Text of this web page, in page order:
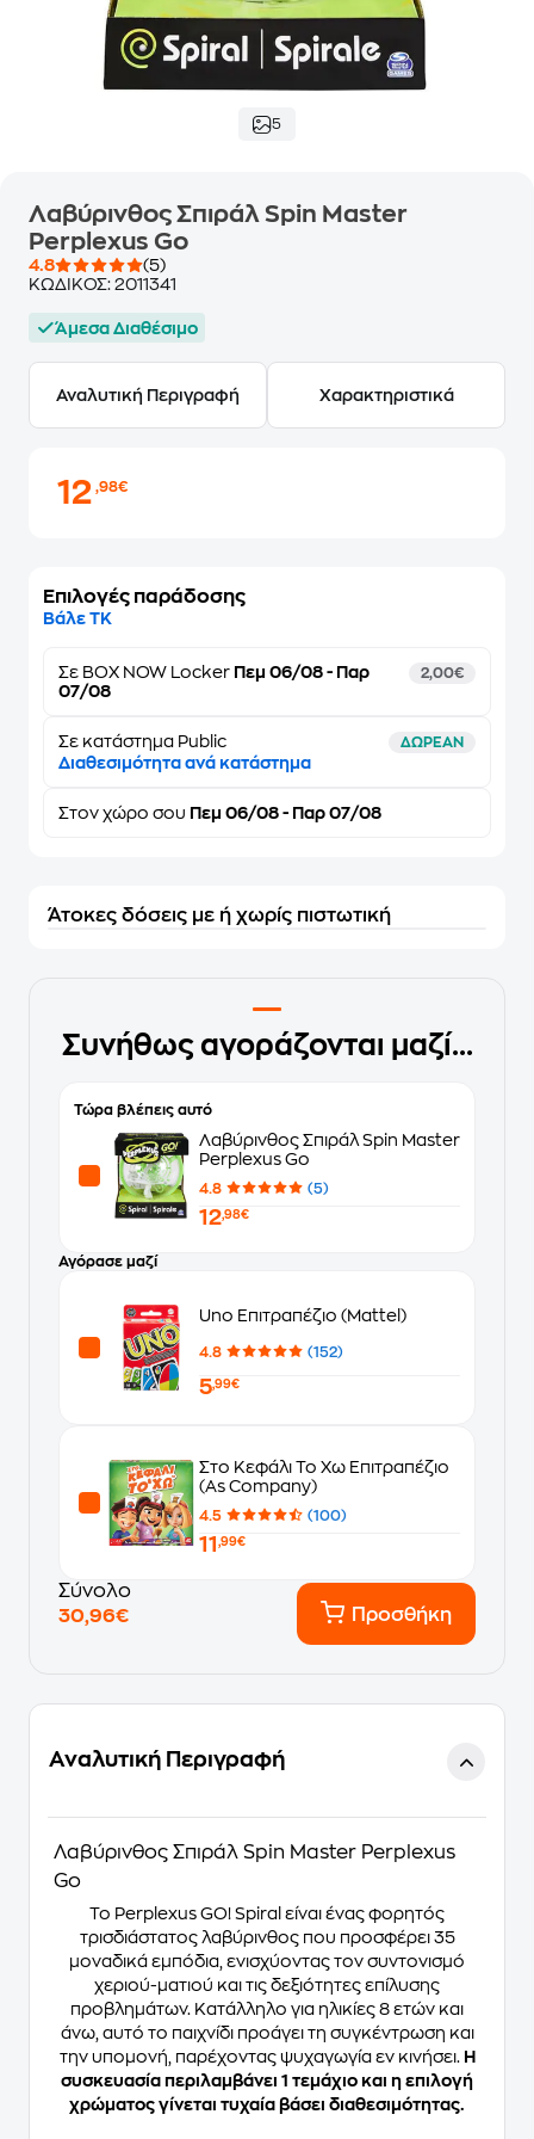
5
Λαβύρινθος Σπιράλ Spin Master
Perplexus Go
4.8
(5)
ΚΩΔΙΚΟΣ: 2011341
Άμεσα Διαθέσιμο
Αναλυτική Περιγραφή Χαρακτηριστικά
12,98€
Επιλογές παράδοσης
Βάλε ΤΚ
Σε BOX NOW Locker Πεμ 06/08 - Παρ
07/08
2,00€
Σε κατάστημα Public ΔΩΡΕΑΝ
Διαθεσιμότητα ανά κατάστημα
Στον χώρο σου Πεμ 06/08 - Παρ 07/08
Άτοκες δόσεις με ή χωρίς πιστωτική
Συνήθως αγοράζονται μαζί...
Τώρα βλέπεις αυτό
Λαβύρινθος Σπιράλ Spin Master
Perplexus Go
4.8 (5)
12,98€
Αγόρασε μαζί
Uno Επιτραπέζιο (Mattel)
4.8 (152)
5,99€
Στο Κεφάλι Το Χω Επιτραπέζιο
(As Company)
4.5 (100)
11 ,99€
Σύνολο
30,96€
Προσθήκη
Αναλυτική Περιγραφή
Λαβύρινθος Σπιράλ Spin Master Perplexus
Go
Το Perplexus GO! Spiral είναι ένας φορητός
τρισδιάστατος λαβύρινθος που προσφέρει 35
μοναδικά εμπόδια, ενισχύοντας τον συντονισμό
χεριού-ματιού και τις δεξιότητες επίλυσης
προβλημάτων. Κατάλληλο για ηλικίες 8 ετών και
άνω, αυτό το παιχνίδι προάγει τη συγκέντρωση και
την υπομονή, παρέχοντας ψυχαγωγία εν κινήσει. Η
συσκευασία περιλαμβάνει 1 τεμάχιο και η επιλογή
χρώματος γίνεται τυχαία βάσει διαθεσιμότητας.